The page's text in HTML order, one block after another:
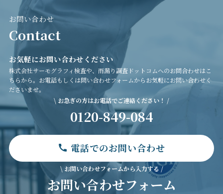
お問い合わせ
Contact
お気軽にお問い合わせください
株式会社サーモグラフィ検査や、雨漏り調査ドットコムへのお問合わせはこ
ちらから。お電話もしくは問い合わせフォームからお気軽にお問い合わせく
ださいませ。
\ お急ぎの方はお電話でご連絡ください！ /
0120-849-084
電話でのお問い合わせ
\ お問い合わせフォームから入力する /
お問い合わせフォーム